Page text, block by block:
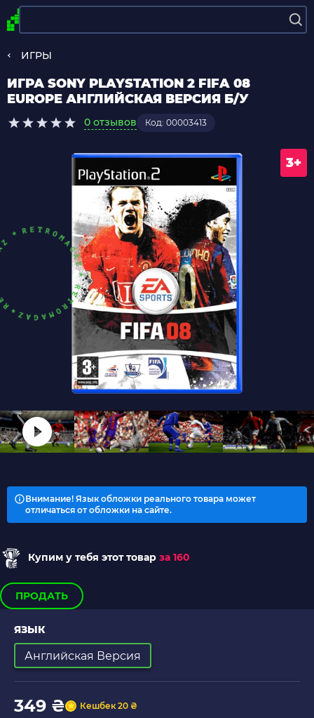
ИГРЫ
ИГРА SONY PLAYSTATION 2 FIFA 08
EUROPE АНГЛИЙСКАЯ ВЕРСИЯ Б/У
0 отзывов Код: 00003413
3+
Внимание! Язык обложки реального товара может
отличаться от обложки на сайте.
Купим у тебя этот товар за 160
ПРОДАТЬ
ЯЗЫК
Английская Версия
349 ₴ Кешбек 20 ₴